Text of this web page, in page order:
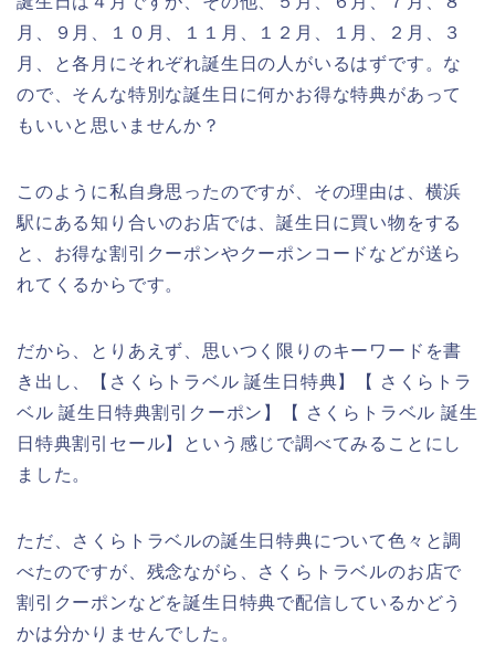
月、９月、１０月、１１月、１２月、１月、２月、３
月、と各月にそれぞれ誕生日の人がいるはずです。な
ので、そんな特別な誕生日に何かお得な特典があって
もいいと思いませんか？
このように私自身思ったのですが、その理由は、横浜
駅にある知り合いのお店では、誕生日に買い物をする
と、お得な割引クーポンやクーポンコードなどが送ら
れてくるからです。
だから、とりあえず、思いつく限りのキーワードを書
き出し、【さくらトラベル 誕生日特典】【 さくらトラ
ベル 誕生日特典割引クーポン】【 さくらトラベル 誕生
日特典割引セール】という感じで調べてみることにし
ました。
ただ、さくらトラベルの誕生日特典について色々と調
べたのですが、残念ながら、さくらトラベルのお店で
割引クーポンなどを誕生日特典で配信しているかどう
かは分かりませんでした。